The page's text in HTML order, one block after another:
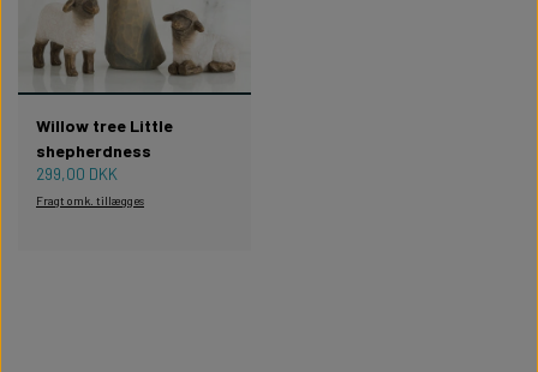
Willow tree Little
shepherdness
299,00 DKK
Fragt omk. tillægges